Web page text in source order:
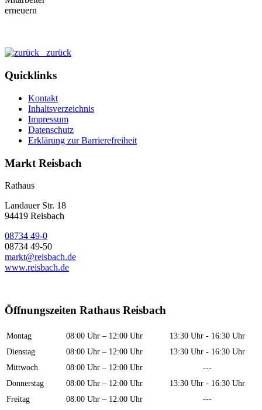
zurück
Quicklinks
Kontakt
Inhaltsverzeichnis
Impressum
Datenschutz
Erklärung zur Barrierefreiheit
Markt Reisbach
Rathaus
Landauer Str. 18
94419 Reisbach
08734 49-0
08734 49-50
markt@reisbach.de
www.reisbach.de
Öffnungszeiten Rathaus Reisbach
Montag 08:00 Uhr – 12:00 Uhr
13:30 Uhr - 16:30 Uhr
Dienstag
08:00 Uhr – 12:00 Uhr
13:30 Uhr - 16:30 Uhr
Mittwoch
08:00 Uhr – 12:00 Uhr
---
Donnerstag
08:00 Uhr – 12:00 Uhr
13:30 Uhr - 16:30 Uhr
Freitag
08:00 Uhr – 12:00 Uhr
---